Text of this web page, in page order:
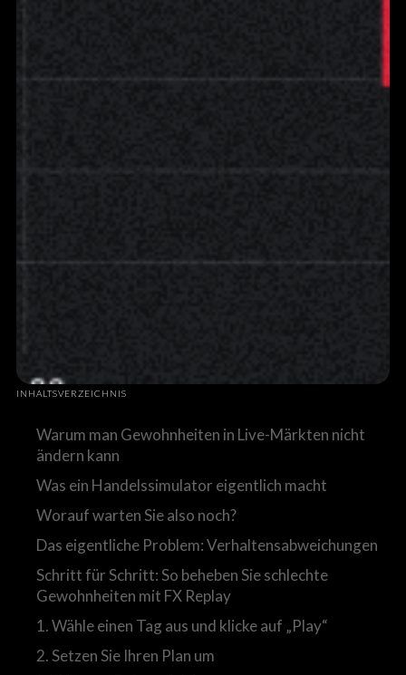
INHALTSVERZEICHNIS
Warum man Gewohnheiten in Live-Märkten nicht
ändern kann
Was ein Handelssimulator eigentlich macht
Worauf warten Sie also noch?
Das eigentliche Problem: Verhaltensabweichungen
Schritt für Schritt: So beheben Sie schlechte
Gewohnheiten mit FX Replay
1. Wähle einen Tag aus und klicke auf „Play“
2. Setzen Sie Ihren Plan um